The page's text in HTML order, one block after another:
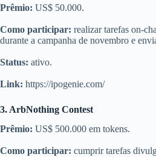
Prêmio: US$ 50.000.
Como participar: realizar tarefas on-
durante a campanha de novembro e
Status: ativo.
Link: https://ipogenie.com/
3. ArbNothing Contest
Prêmio: US$ 500.000 em tokens.
Como participar: cumprir tarefas